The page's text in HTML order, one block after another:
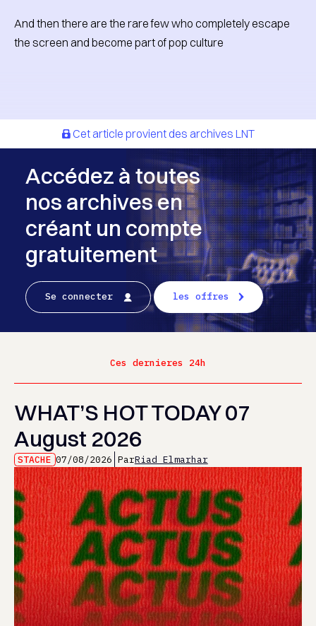
And then there are the rare few who completely escape
the screen and become part of pop culture
Cet article provient des archives LNT
Accédez à toutes
nos archives en
créant un compte
gratuitement
Se connecter les offres
Ces dernieres 24h
WHAT’S HOT TODAY 07
August 2026
STACHE 07/08/2026 ParRiad Elmarhar